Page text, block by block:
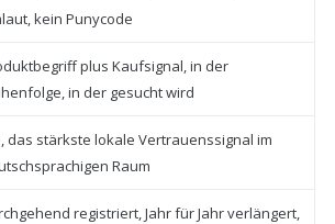
kein Punycode
plus Kaufsignal, in der
in der gesucht wird
das stärkste lokale Vertrauenssignal im
Raum
registriert, Jahr für Jahr verlängert,